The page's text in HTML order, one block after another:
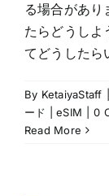
る場合があ
たらどうし
てどうした
By KetaiyaStaff
ード | eSIM
0
Read More